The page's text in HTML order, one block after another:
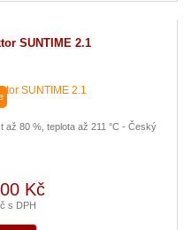
SUNTIME 2.1
až 80 %, teplota až 211 °C - Český
Kč
s DPH